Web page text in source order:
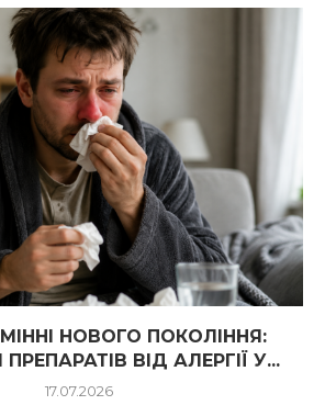
НОВОГО ПОКОЛІННЯ:
ВІД АЛЕРГІЇ У...
17.07.2026